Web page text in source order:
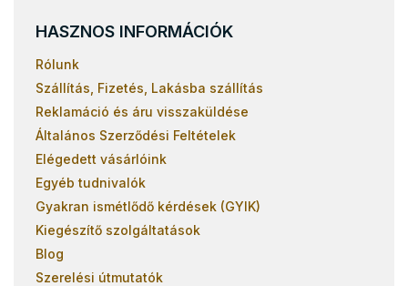
HASZNOS INFORMÁCIÓK
Rólunk
Szállítás, Fizetés, Lakásba szállítás
Reklamáció és áru visszaküldése
Általános Szerződési Feltételek
Elégedett vásárlóink
Egyéb tudnivalók
Gyakran ismétlődő kérdések (GYIK)
Kiegészítő szolgáltatások
Blog
Szerelési útmutatók